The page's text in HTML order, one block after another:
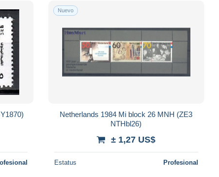
Nuevo
Netherlands 1984 Mi block 26 MNH (ZE3
NTHbl26)
± 1,27 US$
Estatus Profesional